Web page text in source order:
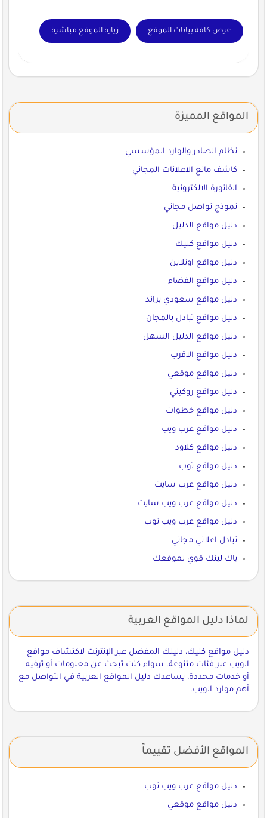
عرض كافة بيانات الموقع زيارة الموقع مباشرة
المواقع المميزة
نظام الصادر والوارد المؤسسي
كاشف مانع الاعلانات المجاني
الفاتورة الالكترونية
نموذج تواصل مجاني
دليل مواقع الدليل
دليل مواقع كليك
دليل مواقع اونلاين
دليل مواقع الفضاء
دليل مواقع سعودي براند
دليل مواقع تبادل بالمجان
دليل مواقع الدليل السهل
دليل مواقع الاقرب
دليل مواقع موقعي
دليل مواقع روكيني
دليل مواقع خطوات
دليل مواقع عرب ويب
دليل مواقع كلاود
دليل مواقع توب
دليل مواقع عرب سايت
دليل مواقع عرب ويب سايت
دليل مواقع عرب ويب توب
تبادل اعلاني مجاني
باك لينك قوي لموقعك
لماذا دليل المواقع العربية
دليل مواقع كليك، دليلك المفضل عبر الإنترنت لاكتشاف مواقع
الويب عبر فئات متنوعة. سواء كنت تبحث عن معلومات أو ترفيه
أو خدمات محددة، يساعدك دليل المواقع العربية في التواصل مع
أهم موارد الويب.
المواقع الأفضل تقييماً
دليل مواقع عرب ويب توب
دليل مواقع موقعي